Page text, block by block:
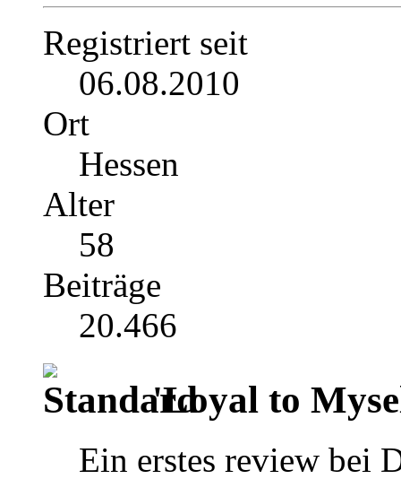
Registriert seit
06.08.2010
Ort
Hessen
Alter
58
Beiträge
20.466
'Loyal to
Ein erstes review bei